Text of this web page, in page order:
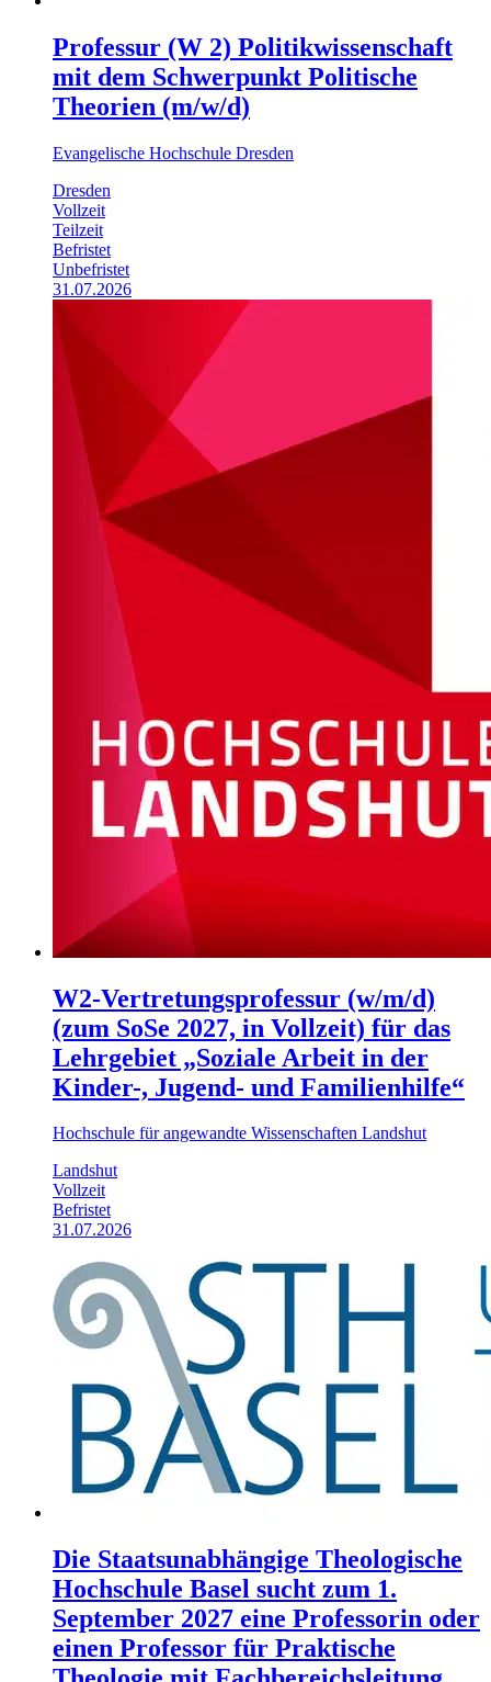
Professur (W 2) Politikwissenschaft
mit dem Schwerpunkt Politische
Theorien (m/w/d)
Evangelische Hochschule Dresden
Dresden
Vollzeit
Teilzeit
Befristet
Unbefristet
31.07.2026
W2-Vertretungsprofessur (w/m/d)
(zum SoSe 2027, in Vollzeit) für das
Lehrgebiet „Soziale Arbeit in der
Kinder-, Jugend- und Familienhilfe“
Hochschule für angewandte Wissenschaften Landshut
Landshut
Vollzeit
Befristet
31.07.2026
Die Staatsunabhängige Theologische
Hochschule Basel sucht zum 1.
September 2027 eine Professorin oder
einen Professor für Praktische